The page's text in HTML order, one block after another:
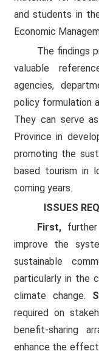
and students in
Economic
The findings
valuable
agencies,
policy formulation
They can serve
Province in
promoting the
based tourism in
coming years.
ISSUES
First,further
improve the
sustainable
particularly in the
climate change.
required on
benefit-sharing
enhance the